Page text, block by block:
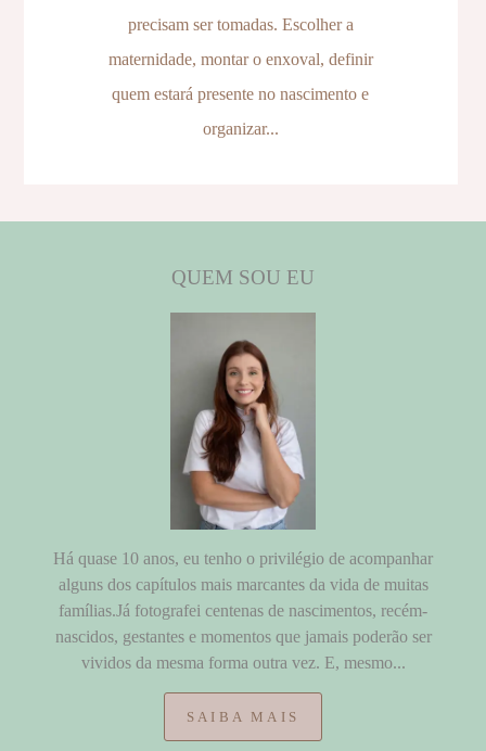
precisam ser tomadas. Escolher a
maternidade, montar o enxoval, definir
quem estará presente no nascimento e
organizar...
QUEM SOU EU
Há quase 10 anos, eu tenho o privilégio de acompanhar
alguns dos capítulos mais marcantes da vida de muitas
famílias.Já fotografei centenas de nascimentos, recém-
nascidos, gestantes e momentos que jamais poderão ser
vividos da mesma forma outra vez. E, mesmo...
SAIBA MAIS